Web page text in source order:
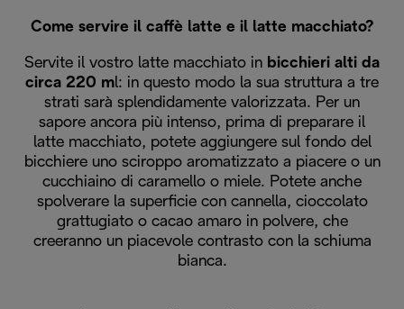
Come servire il caffè latte e il latte macchiato?
Servite il vostro latte macchiato in bicchieri alti da
circa 220 ml: in questo modo la sua struttura a tre
strati sarà splendidamente valorizzata. Per un
sapore ancora più intenso, prima di preparare il
latte macchiato, potete aggiungere sul fondo del
bicchiere uno sciroppo aromatizzato a piacere o un
cucchiaino di caramello o miele. Potete anche
spolverare la superficie con cannella, cioccolato
grattugiato o cacao amaro in polvere, che
creeranno un piacevole contrasto con la schiuma
bianca.